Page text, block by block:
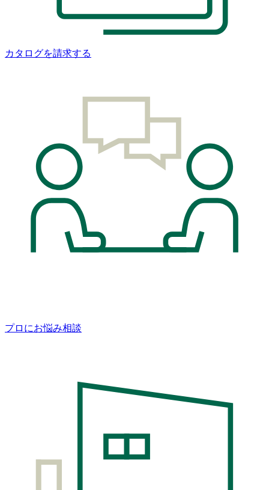
カタログを請求する
プロにお悩み相談